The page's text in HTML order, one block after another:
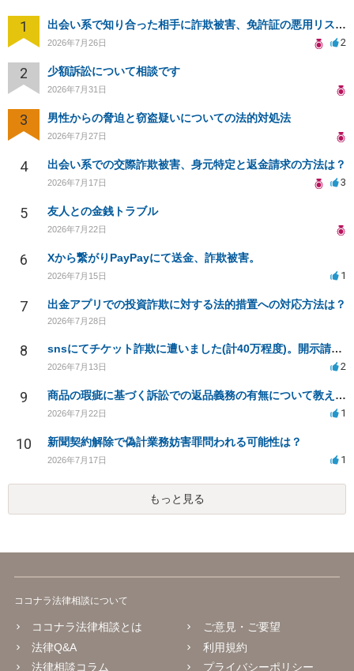
1 出会い系で知り合った相手に詐欺被害、免許証の悪用リスクと対策。
2026年7月26日 2
2 少額訴訟について相談です
2026年7月31日
3 男性からの脅迫と窃盗疑いについての法的対処法
2026年7月27日
4 出会い系での交際詐欺被害、身元特定と返金請求の方法は？
2026年7月17日 3
5 友人との金銭トラブル
2026年7月22日
6 Xから繋がりPayPayにて送金、詐欺被害。
2026年7月15日 1
7 出金アプリでの投資詐欺に対する法的措置への対応方法は？
2026年7月28日
8 snsにてチケット詐欺に遭いました(計40万程度)。開示請求や今後の対応について質問したいです。
2026年7月13日 2
9 商品の瑕疵に基づく訴訟での返品義務の有無について教えてください
2026年7月22日 1
10 新聞契約解除で偽計業務妨害罪問われる可能性は？
2026年7月17日 1
もっと見る
ココナラ法律相談について
ココナラ法律相談とは
法律Q&A
法律相談コラム
ご意見・ご要望
利用規約
プライバシーポリシー